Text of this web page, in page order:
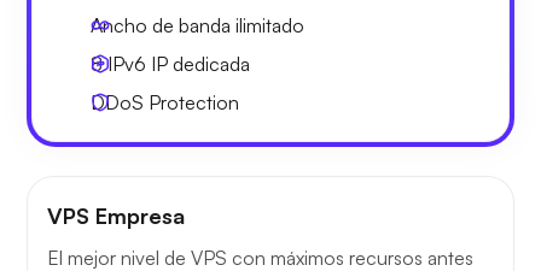
Ancho de banda ilimitado
8 IPv6 IP dedicada
DDoS Protection
VPS Empresa
El mejor nivel de VPS con máximos recursos antes